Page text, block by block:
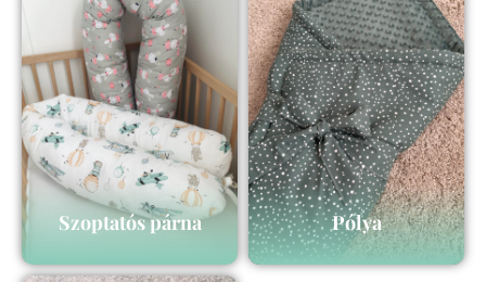
Szoptatós párna Pólya